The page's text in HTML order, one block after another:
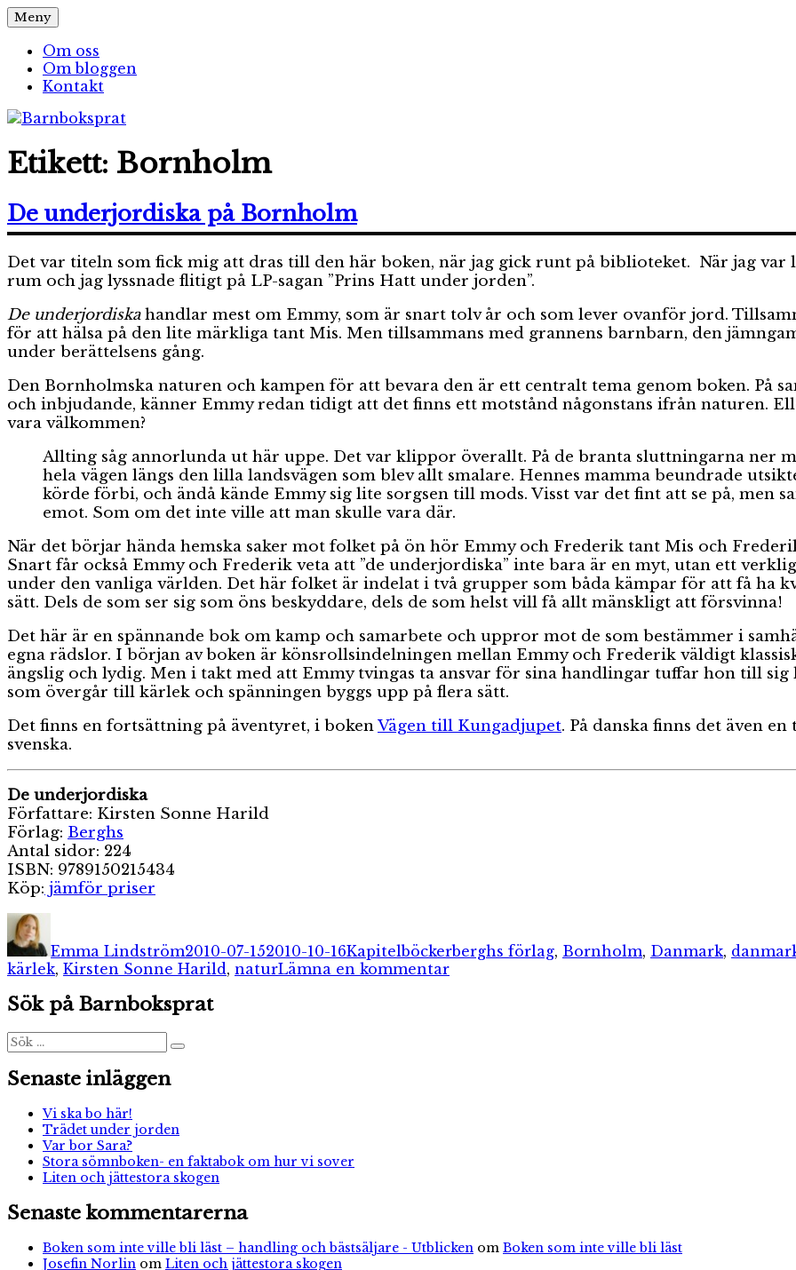
Hoppa
till
innehåll
Barnboksprat
– en blogg om barnböcker
Meny
Om oss
Om bloggen
Kontakt
Etikett: Bornholm
De underjordiska på Bornholm
Det var titeln som fick mig att dras till den här boken, när jag gick runt på biblioteket. När jag
rum och jag lyssnade flitigt på LP-sagan ”Prins Hatt under jorden”.
De underjordiskahandlar mest om Emmy, som är snart tolv år och som lever ovanför jord.
för att hälsa på den lite märkliga tant Mis. Men tillsammans med grannens barnbarn, den
under berättelsens gång.
Den Bornholmska naturen och kampen för att bevara den är ett centralt tema genom boken. På
och inbjudande, känner Emmy redan tidigt att det finns ett motstånd någonstans ifrån naturen.
vara välkommen?
Allting såg annorlunda ut här uppe. Det var klippor överallt. På de branta sluttningarna ner
hela vägen längs den lilla landsvägen som blev allt smalare. Hennes mamma beundrade
körde förbi, och ändå kände Emmy sig lite sorgsen till mods. Visst var det fint att se på, men
emot. Som om det inte ville att man skulle vara där.
När det börjar hända hemska saker mot folket på ön hör Emmy och Frederik tant Mis och
Snart får också Emmy och Frederik veta att ”de underjordiska” inte bara är en myt, utan ett
under den vanliga världen. Det här folket är indelat i två grupper som båda kämpar för att få ha
sätt. Dels de som ser sig som öns beskyddare, dels de som helst vill få allt mänskligt att försvinna!
Det här är en spännande bok om kamp och samarbete och uppror mot de som bestämmer i
egna rädslor. I början av boken är könsrollsindelningen mellan Emmy och Frederik väldigt
ängslig och lydig. Men i takt med att Emmy tvingas ta ansvar för sina handlingar tuffar hon till sig
som övergår till kärlek och spänningen byggs upp på flera sätt.
Det finns en fortsättning på äventyret, i bokenVägen till Kungadjupet. På danska finns det även
svenska.
De underjordiska
Författare: Kirsten Sonne Harild
Förlag: Berghs
Antal sidor: 224
ISBN: 9789150215434
Köp: jämför priser
Emma Lindström2010-07-152010-10-16Kapitelböckerberghs förlag, Bornholm, Danmark,
kärlek, Kirsten Sonne Harild, naturLämna en kommentartill
Sök på Barnboksprat
Sök
efter:
Sök
Senaste inläggen
Vi ska bo här!
Trädet under jorden
Var bor Sara?
Stora sömnboken- en faktabok om hur vi sover
Liten och jättestora skogen
Senaste kommentarerna
Boken som inte ville bli läst – handling och bästsäljare - Utblicken om Boken som inte ville bli läst
Josefin Norlin om Liten och jättestora skogen